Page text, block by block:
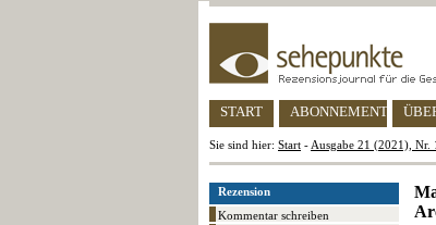
START ABONNEMENT
Sie sind hier: Start - Ausgabe 21 (2021), Nr.
Rezension
Kommentar schreiben